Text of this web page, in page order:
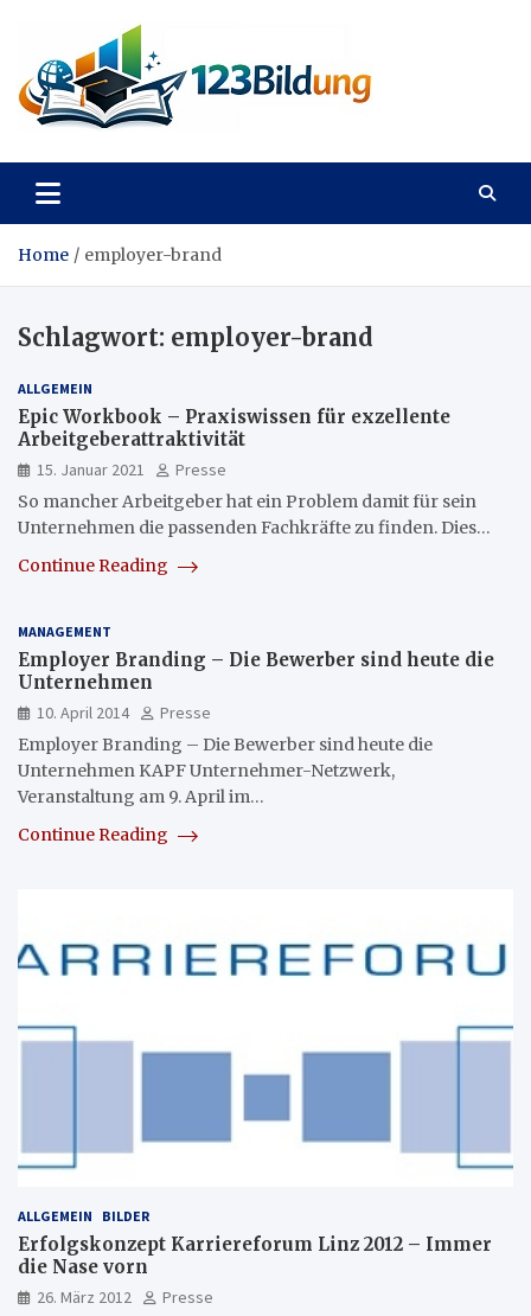
content
123Bildung
Home employer-brand
Schlagwort: employer-brand
ALLGEMEIN
Epic Workbook – Praxiswissen für exzellente
Arbeitgeberattraktivität
15. Januar 2021
Presse
So mancher Arbeitgeber hat ein Problem damit für sein
Unternehmen die passenden Fachkräfte zu finden. Dies…
Continue Reading
MANAGEMENT
Employer Branding – Die Bewerber sind heute die
Unternehmen
10. April 2014
Presse
Employer Branding – Die Bewerber sind heute die
Unternehmen KAPF Unternehmer-Netzwerk,
Veranstaltung am 9. April im…
Continue Reading
ALLGEMEIN BILDER
Erfolgskonzept Karriereforum Linz 2012 – Immer
die Nase vorn
26. März 2012
Presse